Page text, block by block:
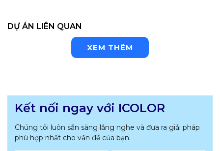
DỰ ÁN LIÊN QUAN
XEM THÊM
Kết nối ngay với ICOLOR
Chúng tôi luôn sẵn sàng lắng nghe và đưa ra giải pháp
phù hợp nhất cho vấn đề của bạn.